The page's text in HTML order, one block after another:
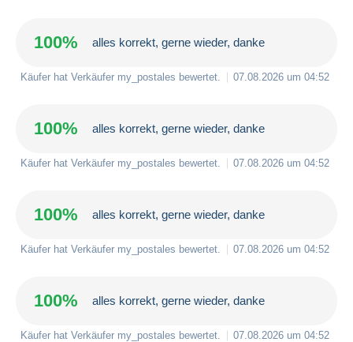
100% alles korrekt, gerne wieder, danke
Käufer hat Verkäufer my_postales bewertet. 07.08.2026 um 04:52
100% alles korrekt, gerne wieder, danke
Käufer hat Verkäufer my_postales bewertet. 07.08.2026 um 04:52
100% alles korrekt, gerne wieder, danke
Käufer hat Verkäufer my_postales bewertet. 07.08.2026 um 04:52
100% alles korrekt, gerne wieder, danke
Käufer hat Verkäufer my_postales bewertet. 07.08.2026 um 04:52